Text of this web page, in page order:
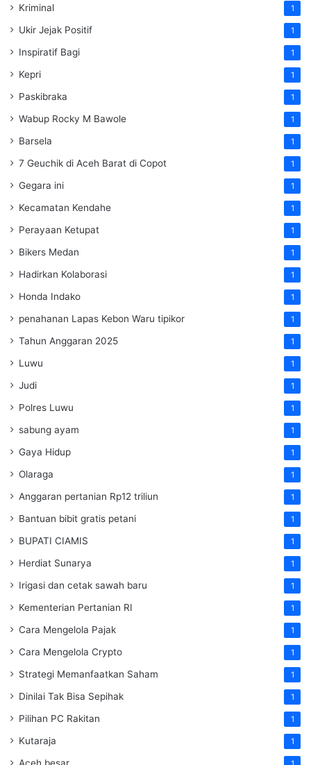
Kriminal 1
Ukir Jejak Positif 1
Inspiratif Bagi 1
Kepri 1
Paskibraka 1
Wabup Rocky M Bawole 1
Barsela 1
7 Geuchik di Aceh Barat di Copot 1
Gegara ini 1
Kecamatan Kendahe 1
Perayaan Ketupat 1
Bikers Medan 1
Hadirkan Kolaborasi 1
Honda Indako 1
penahanan Lapas Kebon Waru tipikor 1
Tahun Anggaran 2025 1
Luwu 1
Judi 1
Polres Luwu 1
sabung ayam 1
Gaya Hidup 1
Olaraga 1
Anggaran pertanian Rp12 triliun 1
Bantuan bibit gratis petani 1
BUPATI CIAMIS 1
Herdiat Sunarya 1
Irigasi dan cetak sawah baru 1
Kementerian Pertanian RI 1
Cara Mengelola Pajak 1
Cara Mengelola Crypto 1
Strategi Memanfaatkan Saham 1
Dinilai Tak Bisa Sepihak 1
Pilihan PC Rakitan 1
Kutaraja 1
Aceh besar